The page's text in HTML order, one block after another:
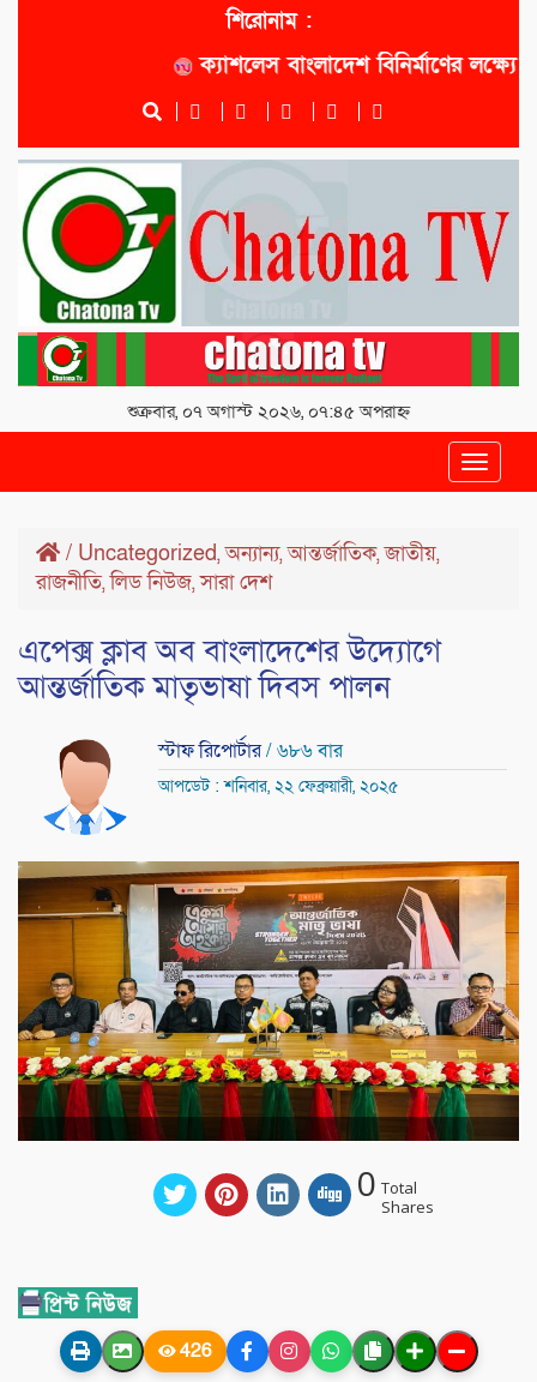
শিরোনাম :
ক্যাশলেস বাংলাদেশ বিনির্মাণের লক্ষ্যে
শুক্রবার, ০৭ অগাস্ট ২০২৬, ০৭:৪৫ অপরাহ্ন
Toggle
/ Uncategorized,অন্যান্য,আন্তর্জাতিক,জাতীয়,
রাজনীতি,লিড নিউজ,সারা দেশ
এপেক্স ক্লাব অব বাংলাদেশের উদ্যোগে
আন্তর্জাতিক মাতৃভাষা দিবস পালন
স্টাফ রিপোর্টার/ ৬৮৬ বার
আপডেট : শনিবার, ২২ ফেব্রুয়ারী, ২০২৫
0 Total
Shares
426